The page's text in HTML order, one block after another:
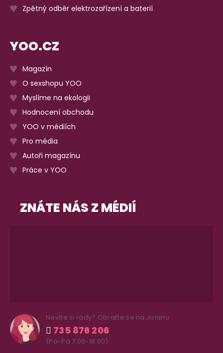
Zpětný odběr elektrozařízení a baterií
YOO.CZ
Magazín
O sexshopu YOO
Myslíme na ekologii
Hodnocení obchodu
YOO v médiích
Pro média
Autoři magazínu
Práce v YOO
ZNÁTE NÁS Z MÉDIÍ
Nevíte si rady? Obraťte se na Jolanu
735 876 206
(Po-Pá 7.00-18.00)